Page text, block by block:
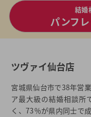
結
パンフ
ツヴァイ仙台店
宮城県仙台市で38年営
ア最大級の結婚相談所
く、73％が県内同士で